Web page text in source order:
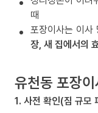
때
포장이사는 이사
장, 새 집에서의
유천동 포장
1. 사전 확인(짐 규모